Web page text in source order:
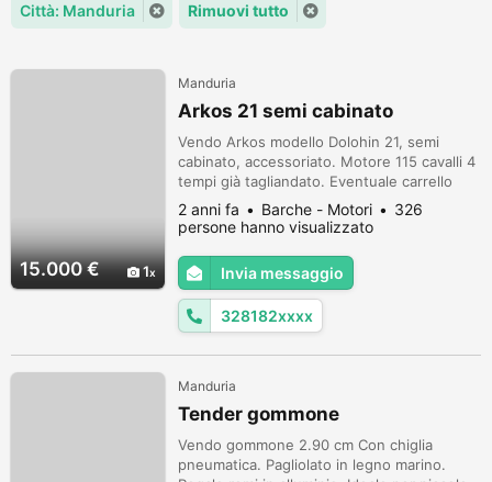
Città: Manduria Rimuovi tutto
15.000 € 1
Manduria
Arkos 21 semi cabinato
Vendo Arkos modello Dolohin 21, semi
cabinato, accessoriato. Motore 115 cavalli 4
tempi già tagliandato. Eventuale carrello
doppio asse 20 quintali non omologato (non
quello in foto). Possibilità di trasporto. Per
informazioni contattatemi al numero
328.1820861.
2 anni fa Barche - Motori
326
persone hanno visualizzato
Invia messaggio
328182xxxx
Manduria
Tender gommone
Vendo gommone 2.90 cm Con chiglia
pneumatica. Pagliolato in legno marino.